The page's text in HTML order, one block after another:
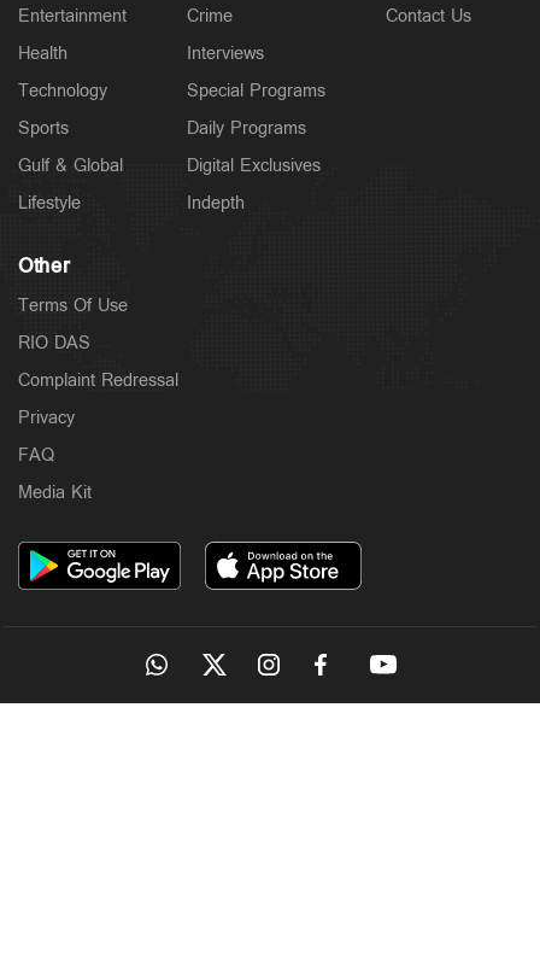
Latest
മുത്തങ്ങ വിധിയില്‍ പിഴവുണ്ടെന്ന് ഹൈക്കോടതി;
2 hours ago
പ്രതികള്‍ കോടതിയിലെത്തണം; അഭിമന്യു
3 hours ago
Entertainment
Health
Technology
Sports
Gulf & Global
Lifestyle
Crime
Interviews
Special Programs
Daily Programs
Digital Exclusives
Indepth
Contact Us
Other
Terms Of Use
RIO DAS
Complaint Redressal
Privacy
FAQ
Media Kit